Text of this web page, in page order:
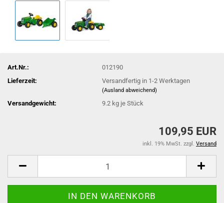
Art.Nr.:
012190
Lieferzeit:
Versandfertig in 1-2 Werktagen
(Ausland abweichend)
Versandgewicht: 9.2 kg je Stück
109,95 EUR
inkl. 19% MwSt. zzgl. Versand